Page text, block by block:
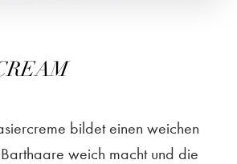
bildet einen weichen
weich macht und die